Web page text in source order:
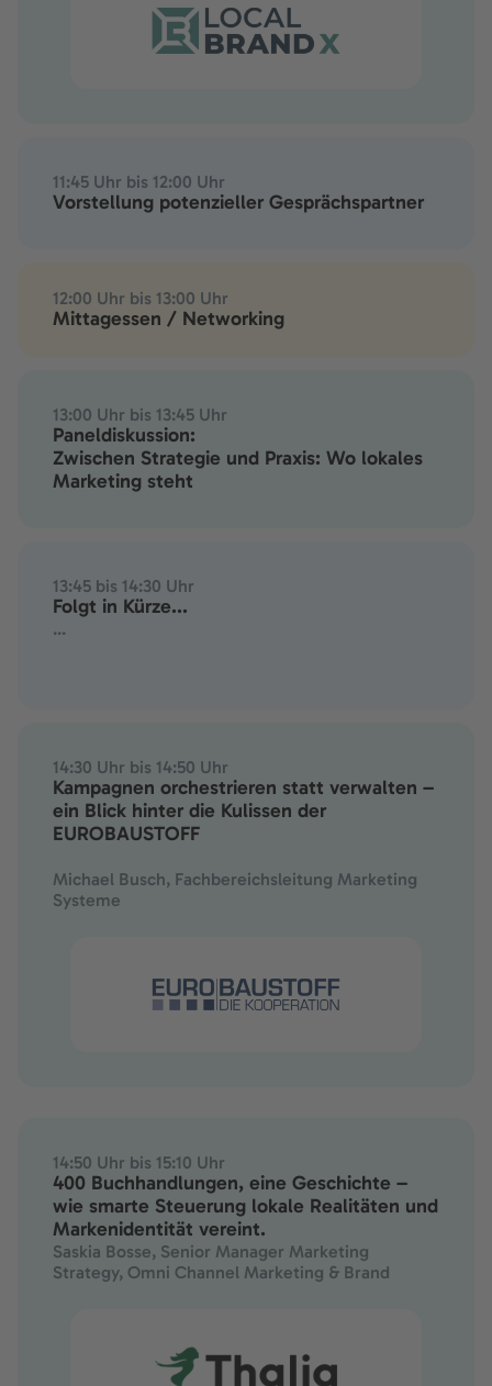
11:45 Uhr bis 12:00 Uhr
Vorstellung potenzieller Gesprächspartner
12:00 Uhr bis 13:00 Uhr
Mittagessen / Networking
13:00 Uhr bis 13:45 Uhr
Paneldiskussion:
Zwischen Strategie und Praxis: Wo lokales
Marketing steht
13:45 bis 14:30 Uhr
Folgt in Kürze...
...
14:30 Uhr bis 14:50 Uhr
Kampagnen orchestrieren statt verwalten –
ein Blick hinter die Kulissen der
EUROBAUSTOFF
Michael Busch, Fachbereichsleitung Marketing
Systeme
14:50 Uhr bis 15:10 Uhr
400 Buchhandlungen, eine Geschichte –
wie smarte Steuerung lokale Realitäten und
Markenidentität vereint.
Saskia Bosse, Senior Manager Marketing
Strategy, Omni Channel Marketing & Brand